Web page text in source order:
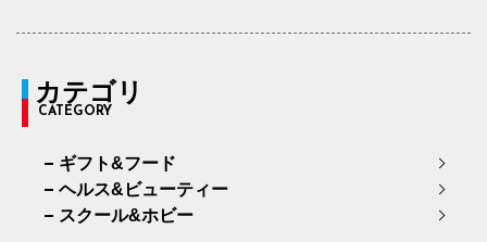
カテゴリ
CATEGORY
ギフト&フード
ヘルス&ビューティー
スクール&ホビー